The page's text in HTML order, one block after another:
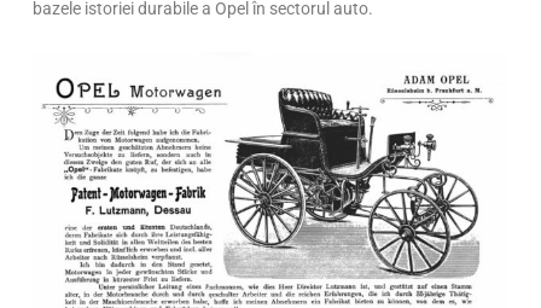
bazele istoriei durabile a Opel în sectorul auto.